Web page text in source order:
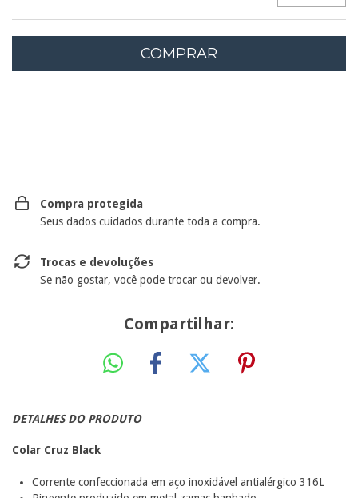
Compra protegida
Seus dados cuidados durante toda a compra.
Trocas e devoluções
Se não gostar, você pode trocar ou devolver.
Compartilhar:
DETALHES DO PRODUTO
Colar Cruz Black
Corrente confeccionada em aço inoxidável antialérgico 316L